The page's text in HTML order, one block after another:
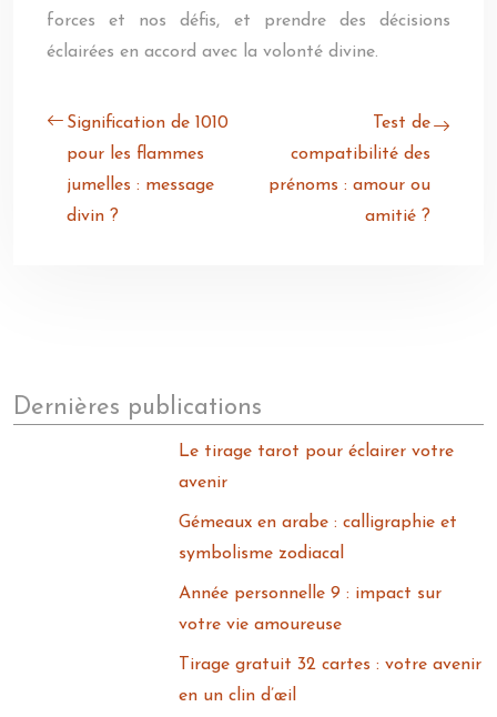
forces et nos défis, et prendre des décisions
éclairées en accord avec la volonté divine.
Signification de 1010
pour les flammes
jumelles : message
divin ?
Test de
compatibilité des
prénoms : amour ou
amitié ?
Dernières publications
Le tirage tarot pour éclairer votre
avenir
Gémeaux en arabe : calligraphie et
symbolisme zodiacal
Année personnelle 9 : impact sur
votre vie amoureuse
Tirage gratuit 32 cartes : votre avenir
en un clin d’œil